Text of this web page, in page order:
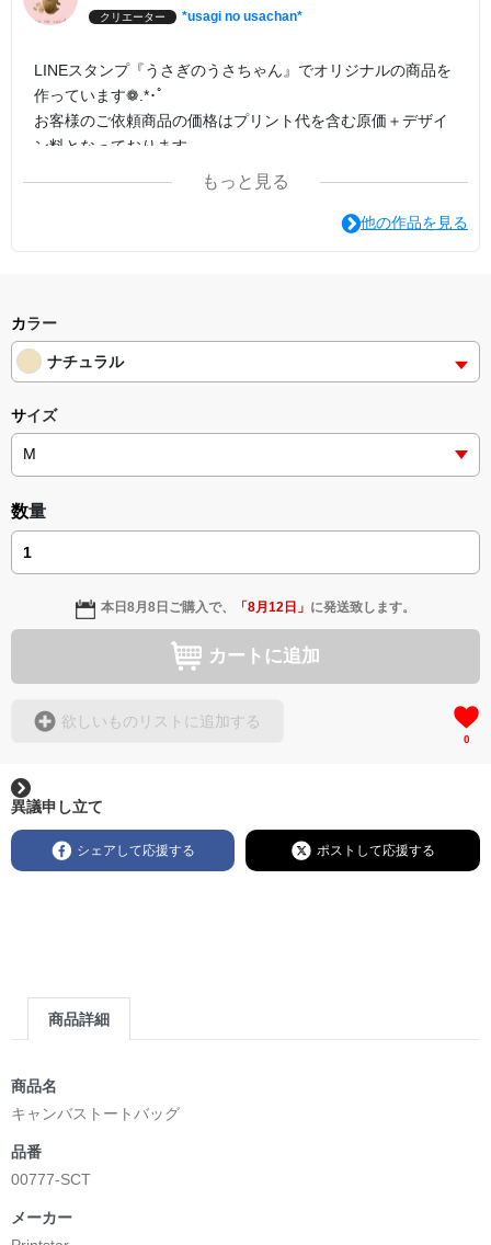
クリエーター *usagi no usachan*
LINEスタンプ『うさぎのうさちゃん』でオリジナルの商品を
作っています❁.*･ﾟ
お客様のご依頼商品の価格はプリント代を含む原価＋デザイ
ン料となっております。
もっと見る
他の作品を見る
カラー
ナチュラル
サイズ
数量
本日8月8日 ご購入で、 「8月12日 」 に発送致します。
カートに追加
欲しいものリストに追加する
0
異議申し立て
シェアして応援する ポストして応援する
商品詳細
商品名
キャンバストートバッグ
品番
00777-SCT
メーカー